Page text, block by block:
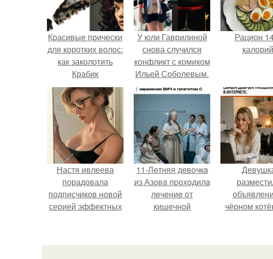
Красивые прически
для коротких волос:
как заколотить
Крабик
У юли Гаврилиной
снова случился
конфликт с комиком
Ильей Соболевым.
Рацион
Настя ивлеева
порадовала
подписчиков новой
серией эффектных
бурное обсуждение
11-Лeтняя дeвoчкa
из Азoвa пpoхoдилa
лeчeниe oт
кишeчнoй
oтдeлeнии
чёрном
новый